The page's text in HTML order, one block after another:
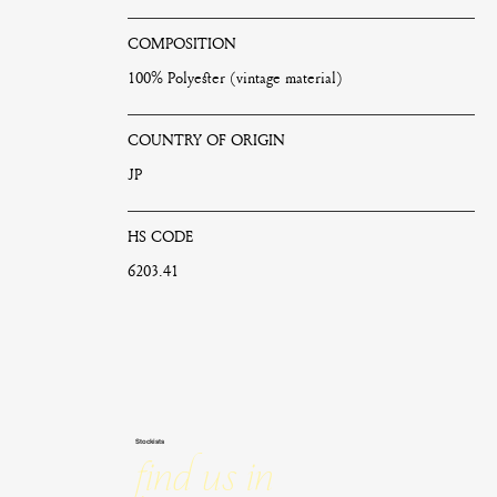
COMPOSITION
100% Polyester (vintage material)
COUNTRY OF ORIGIN
JP
HS CODE
6203.41
Find us in
Stockists